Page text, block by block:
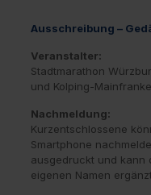
Ausschreibung –
Veranstalter:
Stadtmarathon
und Kolping-
Nachmeldung:
Kurzentschlossene
Smartphone
ausgedruckt und kann
eigenen Namen